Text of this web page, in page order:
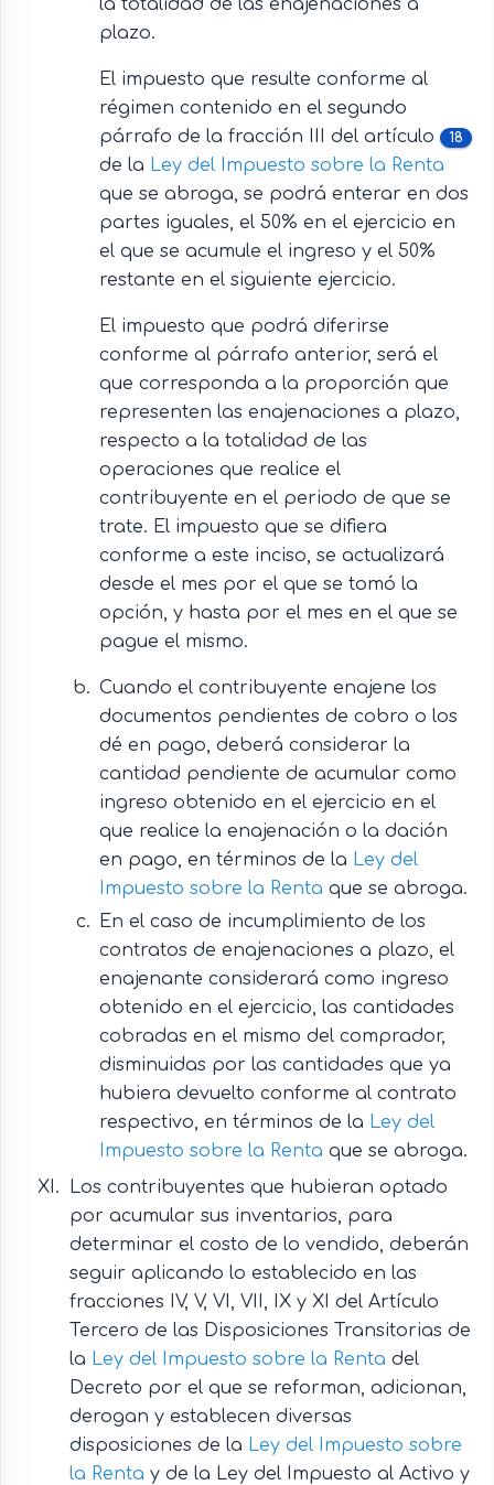
la totalidad de las enajenaciones a
plazo.
El impuesto que resulte conforme al
régimen contenido en el segundo
párrafo de la fracción III del artículo
18
de la Ley del Impuesto sobre la Renta
que se abroga, se podrá enterar en dos
partes iguales, el 50% en el ejercicio en
el que se acumule el ingreso y el 50%
restante en el siguiente ejercicio.
El impuesto que podrá diferirse
conforme al párrafo anterior, será el
que corresponda a la proporción que
representen las enajenaciones a plazo,
respecto a la totalidad de las
operaciones que realice el
contribuyente en el periodo de que se
trate. El impuesto que se difiera
conforme a este inciso, se actualizará
desde el mes por el que se tomó la
opción, y hasta por el mes en el que se
pague el mismo.
Cuando el contribuyente enajene los
documentos pendientes de cobro o los
dé en pago, deberá considerar la
cantidad pendiente de acumular como
ingreso obtenido en el ejercicio en el
que realice la enajenación o la dación
en pago, en términos de la Ley del
Impuesto sobre la Renta que se abroga.
En el caso de incumplimiento de los
contratos de enajenaciones a plazo, el
enajenante considerará como ingreso
obtenido en el ejercicio, las cantidades
cobradas en el mismo del comprador,
disminuidas por las cantidades que ya
hubiera devuelto conforme al contrato
respectivo, en términos de la Ley del
Impuesto sobre la Renta que se abroga.
Los contribuyentes que hubieran optado
por acumular sus inventarios, para
determinar el costo de lo vendido, deberán
seguir aplicando lo establecido en las
fracciones IV, V, VI, VII, IX y XI del Artículo
Tercero de las Disposiciones Transitorias de
la Ley del Impuesto sobre la Renta del
Decreto por el que se reforman, adicionan,
derogan y establecen diversas
disposiciones de la Ley del Impuesto sobre
la Renta y de la Ley del Impuesto al Activo y